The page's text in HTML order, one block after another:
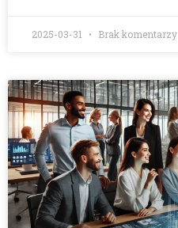
2025-03-31 Brak komentarzy